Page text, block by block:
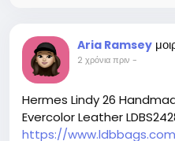
Aria Ramsey
2 χρόνια πριν -
Hermes Lindy 26
Evercolor Leather
https://